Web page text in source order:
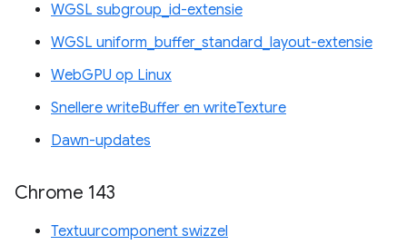
WGSL subgroup_id-extensie
WGSL uniform_buffer_standard_layout-extensie
WebGPU op Linux
Snellere writeBuffer en writeTexture
Dawn-updates
Chrome 143
Textuurcomponent swizzel